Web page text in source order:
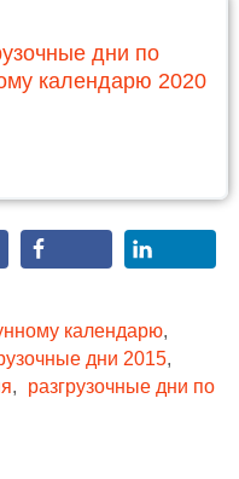
дни по
календарю 2020
календарю,
дни 2015,
,
разгрузочные дни по